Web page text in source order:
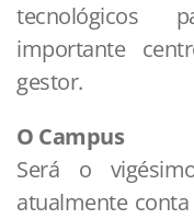
tecnológicos
importante
gestor.
O Campus
Será o
atualmente